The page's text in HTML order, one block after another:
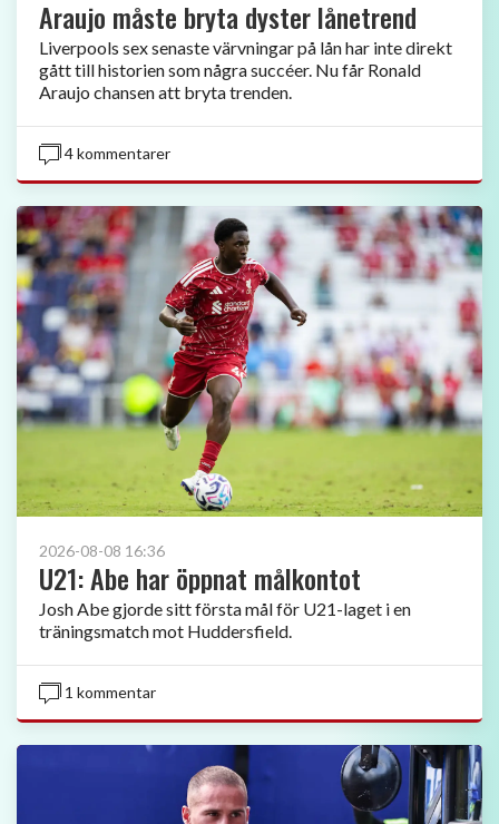
Araujo måste bryta dyster lånetrend
Liverpools sex senaste värvningar på lån har inte direkt
gått till historien som några succéer. Nu får Ronald
Araujo chansen att bryta trenden.
4 kommentarer
2026-08-08 16:36
U21: Abe har öppnat målkontot
Josh Abe gjorde sitt första mål för U21-laget i en
träningsmatch mot Huddersfield.
1 kommentar